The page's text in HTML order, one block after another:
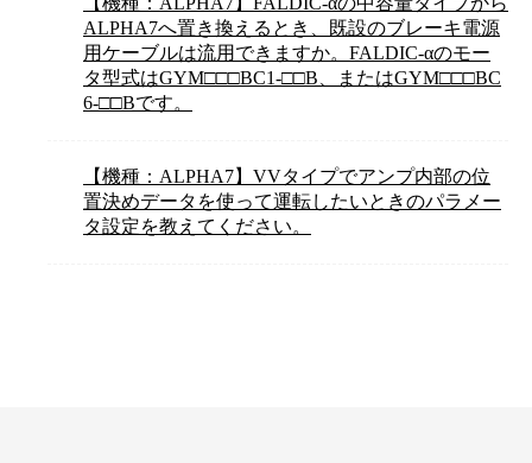
ALPHA7へ置き換えるとき、既設のブレーキ電源
用ケーブルは流用できますか。FALDIC-αのモー
タ型式はGYM□□□BC1-□□B、またはGYM□□□BC
6-□□Bです。
【機種：ALPHA7】VVタイプでアンプ内部の位
置決めデータを使って運転したいときのパラメー
タ設定を教えてください。